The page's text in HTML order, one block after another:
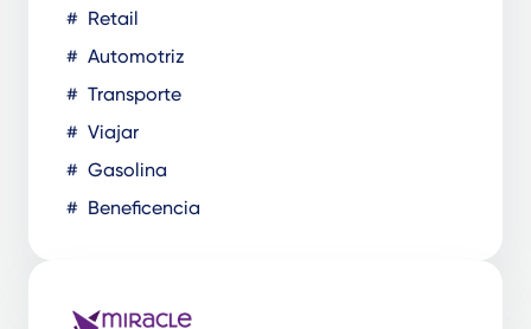
Retail
Automotriz
Transporte
Viajar
Gasolina
Beneficencia